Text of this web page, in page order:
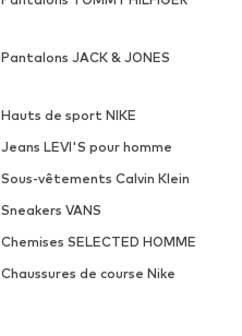
Pantalons JACK & JONES
Hauts de sport NIKE
Jeans LEVI'S pour homme
Sous-vêtements Calvin Klein
Sneakers VANS
Chemises SELECTED HOMME
Chaussures de course Nike